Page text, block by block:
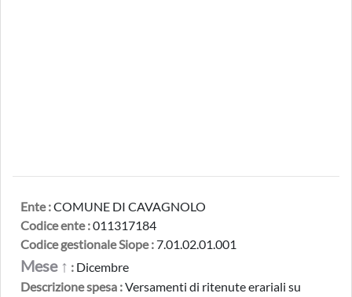
Ente :COMUNE DI CAVAGNOLO
Codice ente :011317184
Codice gestionale Siope :7.01.02.01.001
Mese ↑ : Dicembre
Descrizione spesa :Versamenti di ritenute erariali su